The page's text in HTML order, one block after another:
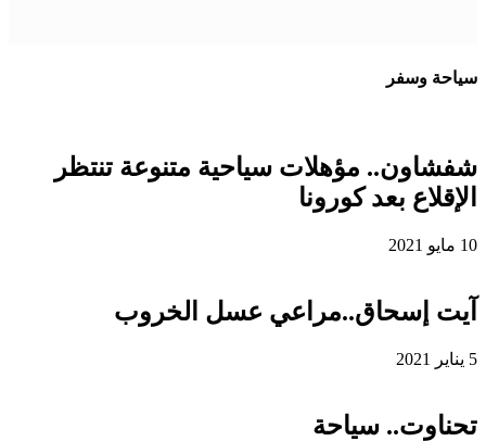
سياحة وسفر
شفشاون.. مؤهلات سياحية متنوعة تنتظر
الإقلاع بعد كورونا
10 مايو 2021
آيت إسحاق..مراعي عسل الخروب
5 يناير 2021
تحناوت.. سياحة